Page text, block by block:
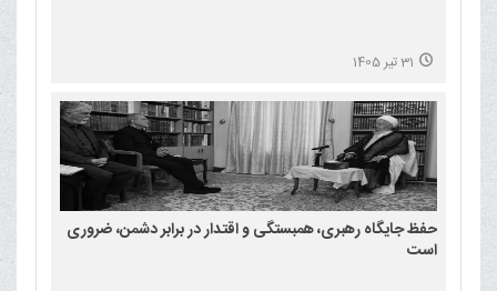
31 تیر 1405
حفظ جایگاه رهبری، همبستگی و اقتدار در برابر دشمن، ضروری
است